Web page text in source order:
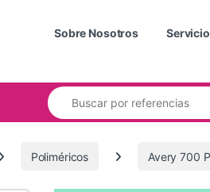
Sobre Nosotros
Buscar:
Poliméricos Avery 700